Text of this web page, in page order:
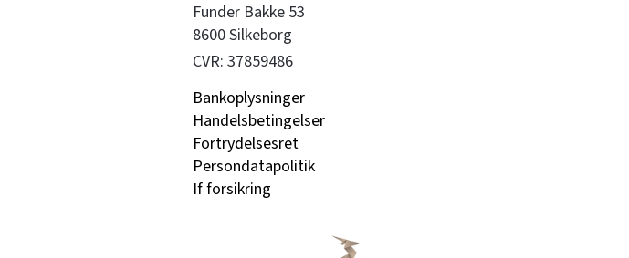
Funder Bakke 53
8600 Silkeborg
CVR: 37859486
Bankoplysninger
Handelsbetingelser
Fortrydelsesret
Persondatapolitik
If forsikring